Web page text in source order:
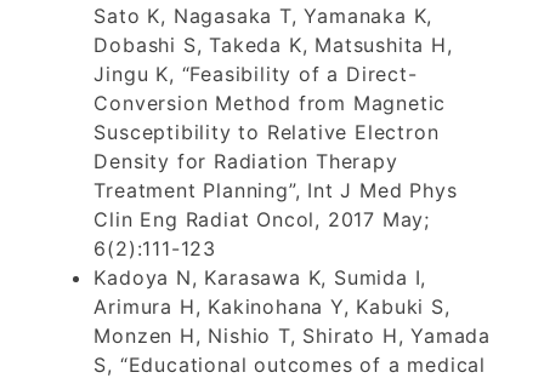
Sato K, Nagasaka T, Yamanaka K,
Dobashi S, Takeda K, Matsushita H,
Jingu K, “Feasibility of a Direct-
Conversion Method from Magnetic
Susceptibility to Relative Electron
Density for Radiation Therapy
Treatment Planning”, Int J Med Phys
Clin Eng Radiat Oncol, 2017 May;
6(2):111-123
Kadoya N, Karasawa K, Sumida I,
Arimura H, Kakinohana Y, Kabuki S,
Monzen H, Nishio T, Shirato H, Yamada
S, “Educational outcomes of a medical